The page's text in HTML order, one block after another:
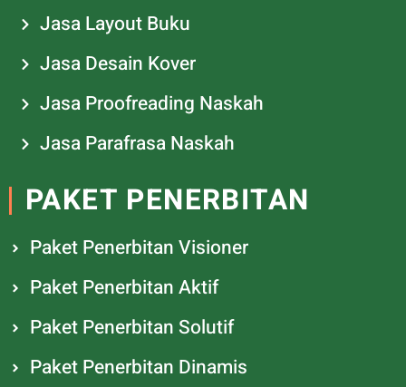
Jasa Layout Buku
Jasa Desain Kover
Jasa Proofreading Naskah
Jasa Parafrasa Naskah
PAKET PENERBITAN
Paket Penerbitan Visioner
Paket Penerbitan Aktif
Paket Penerbitan Solutif
Paket Penerbitan Dinamis